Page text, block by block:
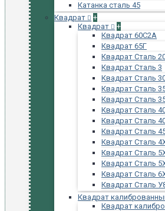
Катанка сталь 45
Квадрат
+
Квадрат
+
Квадрат 60С2А
Квадрат 65Г
Квадрат Сталь
Квадрат Сталь 3
Квадрат Сталь
Квадрат Сталь
Квадрат Сталь
Квадрат Сталь
Квадрат Сталь
Квадрат Сталь
Квадрат Сталь
Квадрат Сталь
Квадрат Сталь
Квадрат Сталь
Квадрат Сталь
Квадрат
Квадрат